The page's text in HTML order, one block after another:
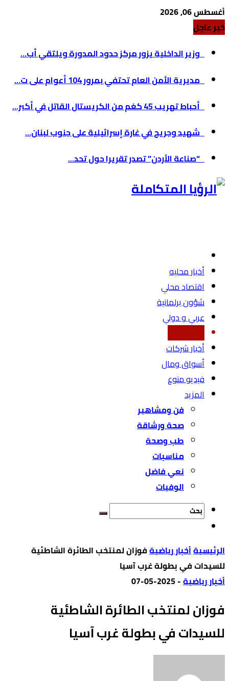
أغسطس 06, 2026
خبر عاجل
وزير الداخلية يزور مركز حدود المدورة ويلتقي أب...
مديرية الأمن العام تحتفي بمرور 104 أعوام على ت...
أحباط تهريب 45 كغم من الكريستال القاتل في أكبر...
شهيد وجريح في غارة إسرائيلية على جنوب لبنان...
“صناعة الأردن” تصدر تقريرا حول تحد...
أخبار محليه
اقتصاد محلي
شؤون برلمانية
عربي و دولي
أخبار شركات
أسواق ومال
فيديو منوع
المزيد
فن ومشاهير
صحة ورشاقة
طب وصحة
مناسبات
نعي فاضل
الوفيات
‫الرئيسية‬أخبار رياضيةفوزان لمنتخب الطائرة الشاطئية
للسيدات في بطولة غرب آسيا
أخبار رياضية-
2025-05-07
فوزان لمنتخب الطائرة الشاطئية
للسيدات في بطولة غرب آسيا